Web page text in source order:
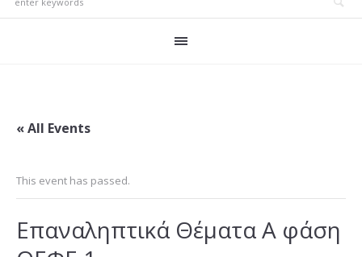
« All Events
This event has passed.
Επαναληπτικά Θέματα Α φάση